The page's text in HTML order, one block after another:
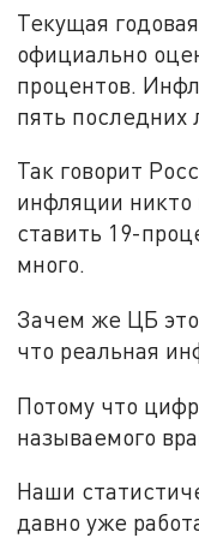
Текущая
официально
процентов.
пять последних
Так говорит
инфляции никто
ставить 19-
много.
Зачем же ЦБ
что реальная
Потому что
называемого
Наши
давно уже